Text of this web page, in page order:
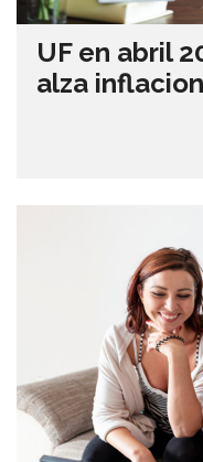
UF en abril
alza